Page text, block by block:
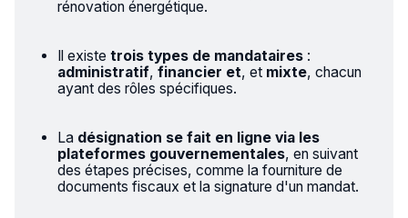
rénovation énergétique.
Il existe trois types de mandataires:
administratif, financier et, et mixte, chacun
ayant des rôles spécifiques.
La désignation se fait en ligne via les
plateformes gouvernementales, en suivant
des étapes précises, comme la fourniture de
documents fiscaux et la signature d'un mandat.